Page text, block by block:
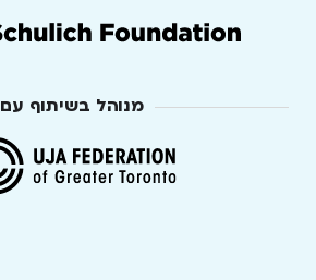
מנוהל בשיתוף עם